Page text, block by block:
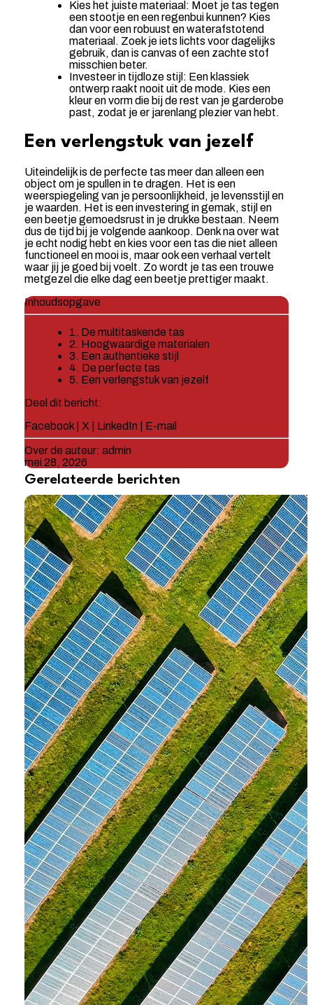
Kies het juiste materiaal: Moet je tas tegen
een stootje en een regenbui kunnen? Kies
dan voor een robuust en waterafstotend
materiaal. Zoek je iets lichts voor dagelijks
gebruik, dan is canvas of een zachte stof
misschien beter.
Investeer in tijdloze stijl: Een klassiek
ontwerp raakt nooit uit de mode. Kies een
kleur en vorm die bij de rest van je garderobe
past, zodat je er jarenlang plezier van hebt.
Een verlengstuk van jezelf
Uiteindelijk is de perfecte tas meer dan alleen een
object om je spullen in te dragen. Het is een
weerspiegeling van je persoonlijkheid, je levensstijl en
je waarden. Het is een investering in gemak, stijl en
een beetje gemoedsrust in je drukke bestaan. Neem
dus de tijd bij je volgende aankoop. Denk na over wat
je echt nodig hebt en kies voor een tas die niet alleen
functioneel en mooi is, maar ook een verhaal vertelt
waar jij je goed bij voelt. Zo wordt je tas een trouwe
metgezel die elke dag een beetje prettiger maakt.
Inhoudsopgave
1. De multitaskende tas
2. Hoogwaardige materialen
3. Een authentieke stijl
4. De perfecte tas
5. Een verlengstuk van jezelf
Deel dit bericht:
Facebook| X| LinkedIn E-mail
Over de auteur: admin
mei 28, 2026
Gerelateerde berichten